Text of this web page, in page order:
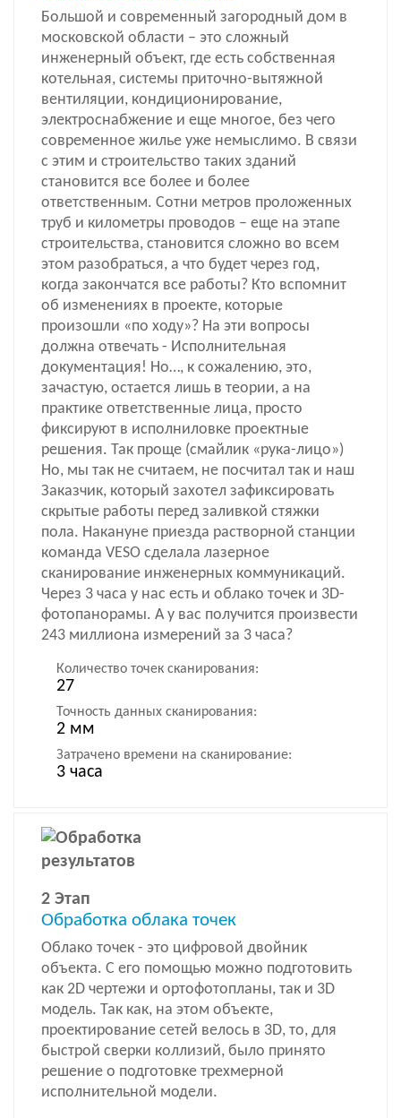
Большой и современный загородный дом в
московской области – это сложный
инженерный объект, где есть собственная
котельная, системы приточно-вытяжной
вентиляции, кондиционирование,
электроснабжение и еще многое, без чего
современное жилье уже немыслимо. В связи
с этим и строительство таких зданий
становится все более и более
ответственным. Сотни метров проложенных
труб и километры проводов – еще на этапе
строительства, становится сложно во всем
этом разобраться, а что будет через год,
когда закончатся все работы? Кто вспомнит
об изменениях в проекте, которые
произошли «по ходу»? На эти вопросы
должна отвечать - Исполнительная
документация! Но…, к сожалению, это,
зачастую, остается лишь в теории, а на
практике ответственные лица, просто
фиксируют в исполниловке проектные
решения. Так проще (смайлик «рука-лицо»)
Но, мы так не считаем, не посчитал так и наш
Заказчик, который захотел зафиксировать
скрытые работы перед заливкой стяжки
пола. Накануне приезда растворной станции
команда VESO сделала лазерное
сканирование инженерных коммуникаций.
Через 3 часа у нас есть и облако точек и 3D-
фотопанорамы. А у вас получится произвести
243 миллиона измерений за 3 часа?
Количество точек сканирования:
27
Точность данных сканирования:
2 мм
Затрачено времени на сканирование:
3 часа
2 Этап
Обработка облака точек
Облако точек - это цифровой двойник
объекта. С его помощью можно подготовить
как 2D чертежи и ортофотопланы, так и 3D
модель. Так как, на этом объекте,
проектирование сетей велось в 3D, то, для
быстрой сверки коллизий, было принято
решение о подготовке трехмерной
исполнительной модели.